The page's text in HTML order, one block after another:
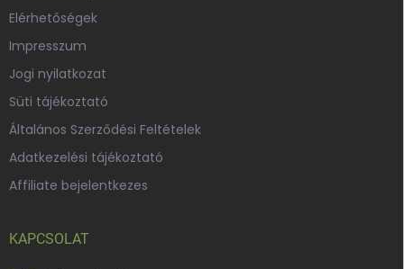
Elérhetőségek
Impresszum
Jogi nyilatkozat
Süti tájékoztató
Általános Szerződési Feltételek
Adatkezelési tájékoztató
Affiliate bejelentkezes
KAPCSOLAT